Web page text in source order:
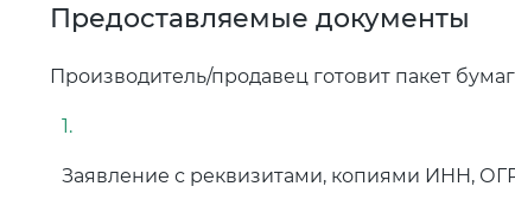
Предоставляемые документы
Производитель/продавец готовит пакет
Заявление с реквизитами, копиями ИНН,